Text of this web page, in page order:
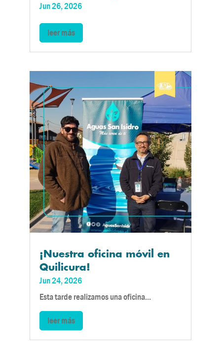
Jun 26, 2026
leer más
¡Nuestra oficina móvil en
Quilicura!
Jun 24, 2026
Esta tarde realizamos una oficina...
leer más